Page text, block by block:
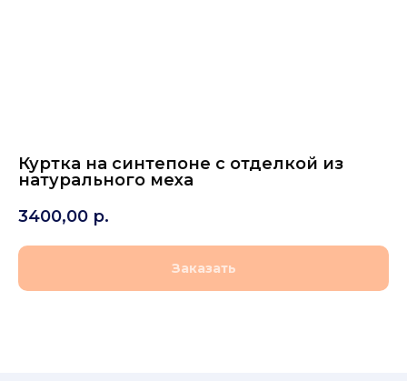
Куртка на синтепоне с отделкой из
натурального меха
3400,00 р.
Заказать